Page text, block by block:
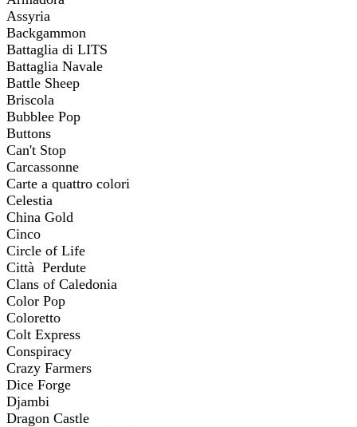
Assyria
Backgammon
Battaglia di LITS
Battaglia Navale
Battle Sheep
Briscola
Bubblee Pop
Buttons
Can't Stop
Carcassonne
Carte a quattro colori
Celestia
China Gold
Cinco
Circle of Life
Città Perdute
Clans of Caledonia
Color Pop
Coloretto
Colt Express
Conspiracy
Crazy Farmers
Dice Forge
Djambi
Dragon Castle